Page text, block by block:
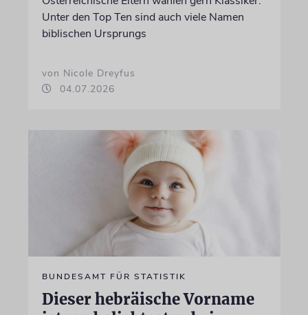
Unter den Top Ten sind auch viele Namen
biblischen Ursprungs
von Nicole Dreyfus
04.07.2026
BUNDESAMT FÜR STATISTIK
Dieser hebräische Vorname